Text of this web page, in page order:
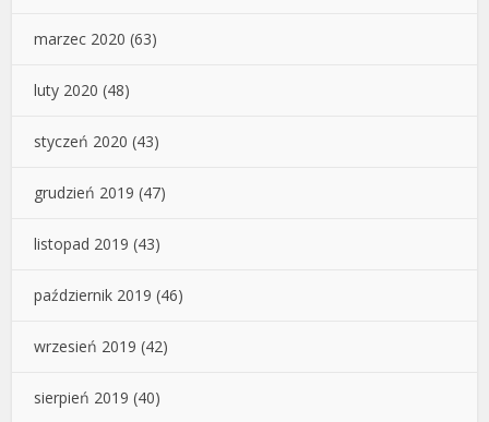
marzec 2020 (63)
luty 2020 (48)
styczeń 2020 (43)
grudzień 2019 (47)
listopad 2019 (43)
październik 2019 (46)
wrzesień 2019 (42)
sierpień 2019 (40)